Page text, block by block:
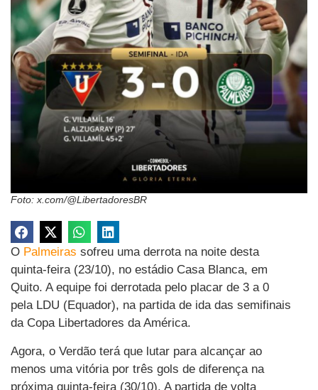
Foto: x.com/@LibertadoresBR
O Palmeiras sofreu uma derrota na noite desta
quinta-feira (23/10), no estádio Casa Blanca, em
Quito. A equipe foi derrotada pelo placar de 3 a 0
pela LDU (Equador), na partida de ida das semifinais
da Copa Libertadores da América.
Agora, o Verdão terá que lutar para alcançar ao
menos uma vitória por três gols de diferença na
próxima quinta-feira (30/10). A partida de volta